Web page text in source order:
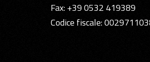
Fax: +39 0532 419389
Codice fiscale: